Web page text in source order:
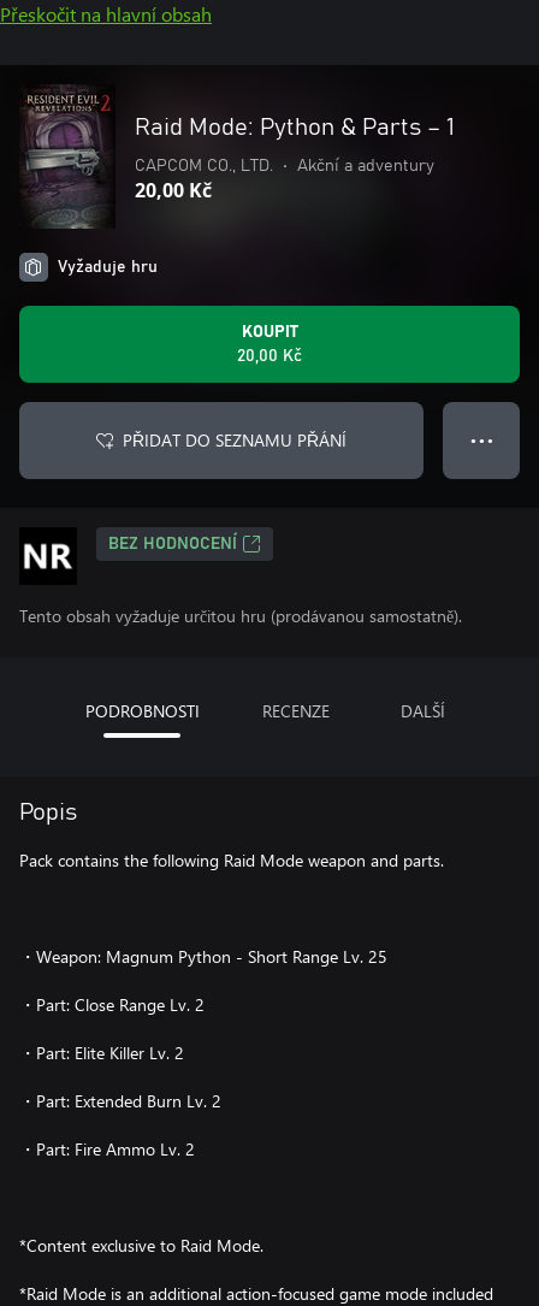
Přeskočit na hlavní obsah
Raid Mode: Python & Parts – 1
CAPCOM CO., LTD. • Akční a adventury
20,00 Kč
Vyžaduje hru
KOUPIT
20,00 Kč
PŘIDAT DO SEZNAMU PŘÁNÍ ● ● ●
BEZ HODNOCENÍ
Tento obsah vyžaduje určitou hru (prodávanou samostatně).
PODROBNOSTI RECENZE DALŠÍ
Popis
Pack contains the following Raid Mode weapon and parts.
・Weapon: Magnum Python - Short Range Lv. 25
・Part: Close Range Lv. 2
・Part: Elite Killer Lv. 2
・Part: Extended Burn Lv. 2
・Part: Fire Ammo Lv. 2
*Content exclusive to Raid Mode.
*Raid Mode is an additional action-focused game mode included